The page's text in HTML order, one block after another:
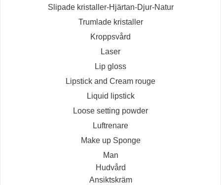
Slipade kristaller-Hjärtan-Djur-Natur
Trumlade kristaller
Kroppsvård
Laser
Lip gloss
Lipstick and Cream rouge
Liquid lipstick
Loose setting powder
Luftrenare
Make up Sponge
Man
Hudvård
Ansiktskräm